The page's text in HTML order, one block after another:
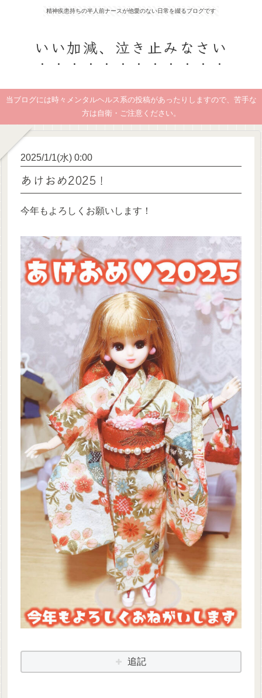
精神疾患持ちの半人前ナースが他愛のない日常を綴るブログです
いい加減、泣き止みなさい
当ブログには時々メンタルヘルス系の投稿があったりしますので、苦手な
方は自衛・ご注意ください。
2025/1/1(水) 0:00
あけおめ2025！
今年もよろしくお願いします！
追記